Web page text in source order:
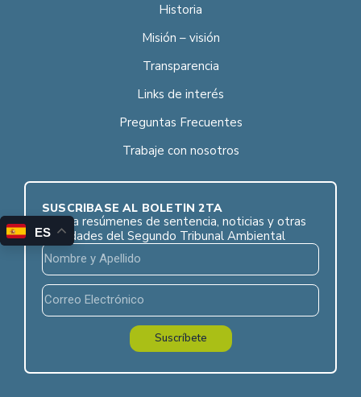
Historia
Misión – visión
Transparencia
Links de interés
Preguntas Frecuentes
Trabaje con nosotros
SUSCRÍBASE AL BOLETÍN 2TA
Reciba resúmenes de sentencia, noticias y otras
novedades del Segundo Tribunal Ambiental
Suscríbete
ES